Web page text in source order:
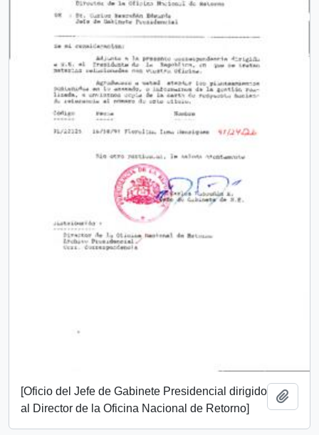
[Oficio del Jefe de Gabinete Presidencial dirigido
al Director de la Oficina Nacional de Retorno]